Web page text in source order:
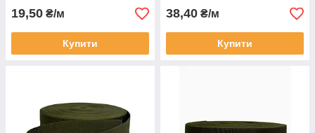
19,50 ₴/м
Купити
38,40 ₴/м
Купити